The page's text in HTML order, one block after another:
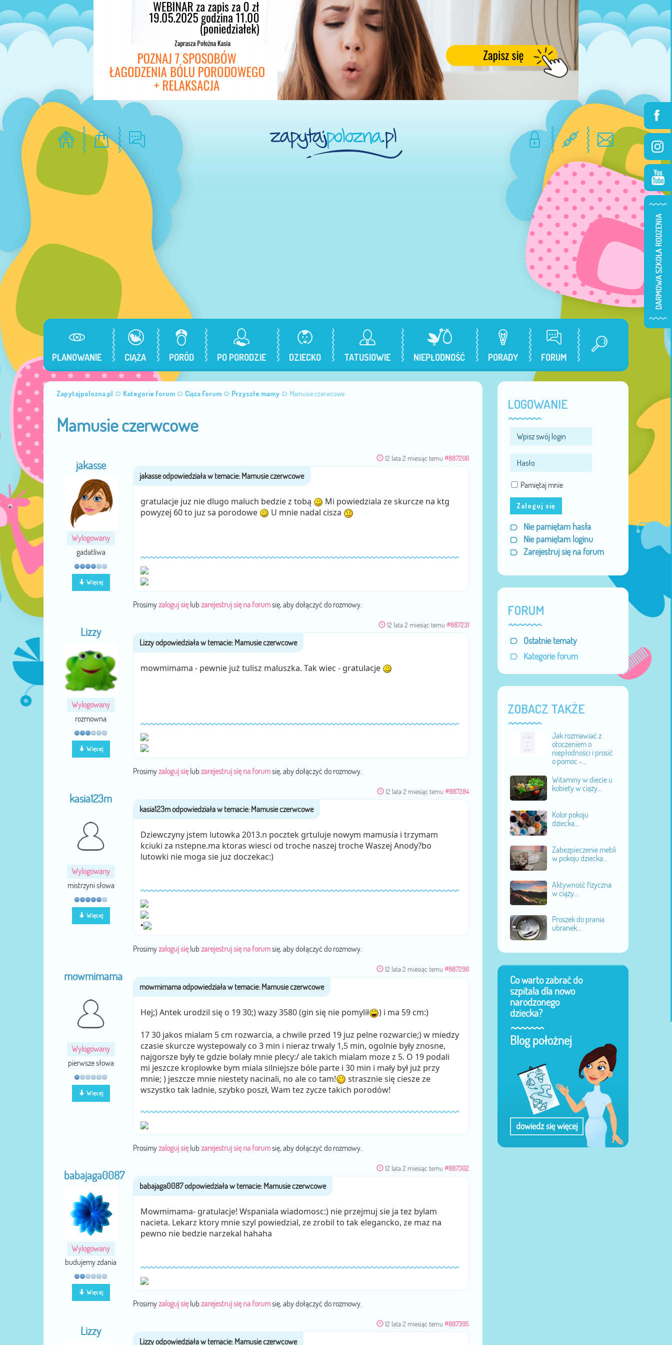
PLANOWANIE CIĄŻA PORÓD PO PORODZIE DZIECKO TATUSIOWIE NIEPŁODNOŚĆ PORADY FORUM
Zapytajpolozna.pl Kategorie forum Ciąża Forum Przyszłe mamy Mamusie czerwcowe
Mamusie czerwcowe
jakasse
Wylogowany
gadatliwa
Więcej
12 lata 2 miesiąc temu #887206
gratulacje juz nie dlugo maluch bedzie z tobą
Mi powiedziala ze skurcze na ktg
powyzej 60 to juz sa porodowe
U mnie nadal cisza
Prosimyzaloguj sięlub zarejestruj się na forumsię, aby dołączyć do rozmowy.
Lizzy
Wylogowany
rozmowna
Więcej
12 lata 2 miesiąc temu #887231
mowmimama - pewnie już tulisz maluszka. Tak wiec - gratulacje
Prosimyzaloguj sięlub zarejestruj się na forumsię, aby dołączyć do rozmowy.
kasia123m
Wylogowany
mistrzyni słowa
Więcej
12 lata 2 miesiąc temu #887284
Dziewczyny jstem lutowka 2013.n pocztek grtuluje nowym mamusia i trzymam
kciuki za nstepne.ma ktoras wiesci od troche naszej troche Waszej Anody?bo
lutowki nie moga sie juz doczekac:)
•
Prosimyzaloguj sięlub zarejestruj się na forumsię, aby dołączyć do rozmowy.
mowmimama
Wylogowany
pierwsze słowa
Więcej
12 lata 2 miesiąc temu #887296
Hej;) Antek urodzil się o 19 30;) wazy 3580 (gin się nie pomylił ) i ma 59 cm:)
17 30 jakos mialam 5 cm rozwarcia, a chwile przed 19 juz pelne rozwarcie;) w miedzy
czasie skurcze wystepowaly co 3 min i nieraz trwaly 1,5 min, ogolnie były znosne,
najgorsze były te gdzie bolały mnie plecy:/ ale takich mialam moze z 5. O 19 podali
mi jeszcze kroplowke bym miala silniejsze bóle parte i 30 min i mały był już przy
mnie; ) jeszcze mnie niestety nacinali, no ale co tam!
strasznie się ciesze ze
wszystko tak ladnie, szybko poszł, Wam tez zycze takich porodów!
Prosimyzaloguj sięlub zarejestruj się na forumsię, aby dołączyć do rozmowy.
babajaga0087
Wylogowany
budujemy zdania
Więcej
12 lata 2 miesiąc temu #887302
Mowmimama- gratulacje! Wspaniala wiadomosc:) nie przejmuj sie ja tez bylam
nacieta. Lekarz ktory mnie szyl powiedzial, ze zrobil to tak elegancko, ze maz na
pewno nie bedzie narzekal hahaha
Prosimyzaloguj sięlub zarejestruj się na forumsię, aby dołączyć do rozmowy.
Lizzy
12 lata 2 miesiąc temu #887395
LOGOWANIE
Pamiętaj mnie
Zaloguj się
Nie pamiętam hasła
Nie pamiętam loginu
Zarejestruj się na forum
FORUM
Ostatnie tematy
Kategorie forum
ZOBACZ TAKŻE
Jak rozmawiać z
otoczeniem o
niepłodności i prosić
o pomoc -...
Witaminy w diecie u
kobiety w ciąży...
Kolor pokoju
dziecka...
Zabezpieczenie mebli
w pokoju dziecka...
Aktywność fizyczna
w ciąży...
Proszek do prania
ubranek...
Co warto zabrać do
szpitala dla nowo
narodzonego
dziecka?
Blog położnej
dowiedz się więcej